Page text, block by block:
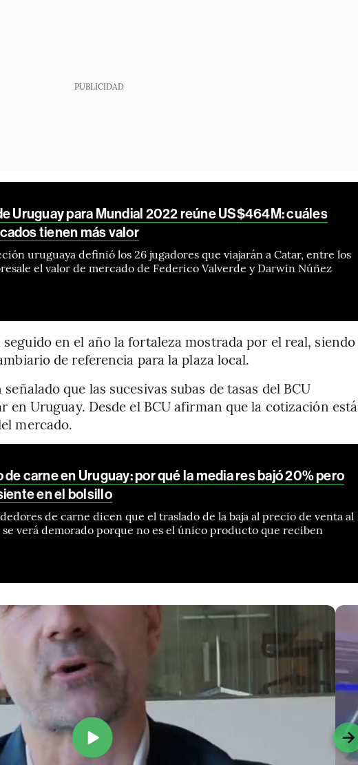
PUBLICIDAD
Uruguay para Mundial 2022 reúne US$464M: cuáles
tienen más valor
uruguaya definió los 26 jugadores que viajarán a Catar, entre los
el valor de mercado de Federico Valverde y Darwin Núñez
en el año la fortaleza mostrada por el real, siendo
de referencia para la plaza local.
que las sucesivas subas de tasas del BCU
en Uruguay. Desde el BCU afirman que la cotización está
mercado.
de carne en Uruguay: por qué la media res bajó 20% pero
en el bolsillo
de carne dicen que el traslado de la baja al precio de venta al
verá demorado porque no es el único producto que reciben